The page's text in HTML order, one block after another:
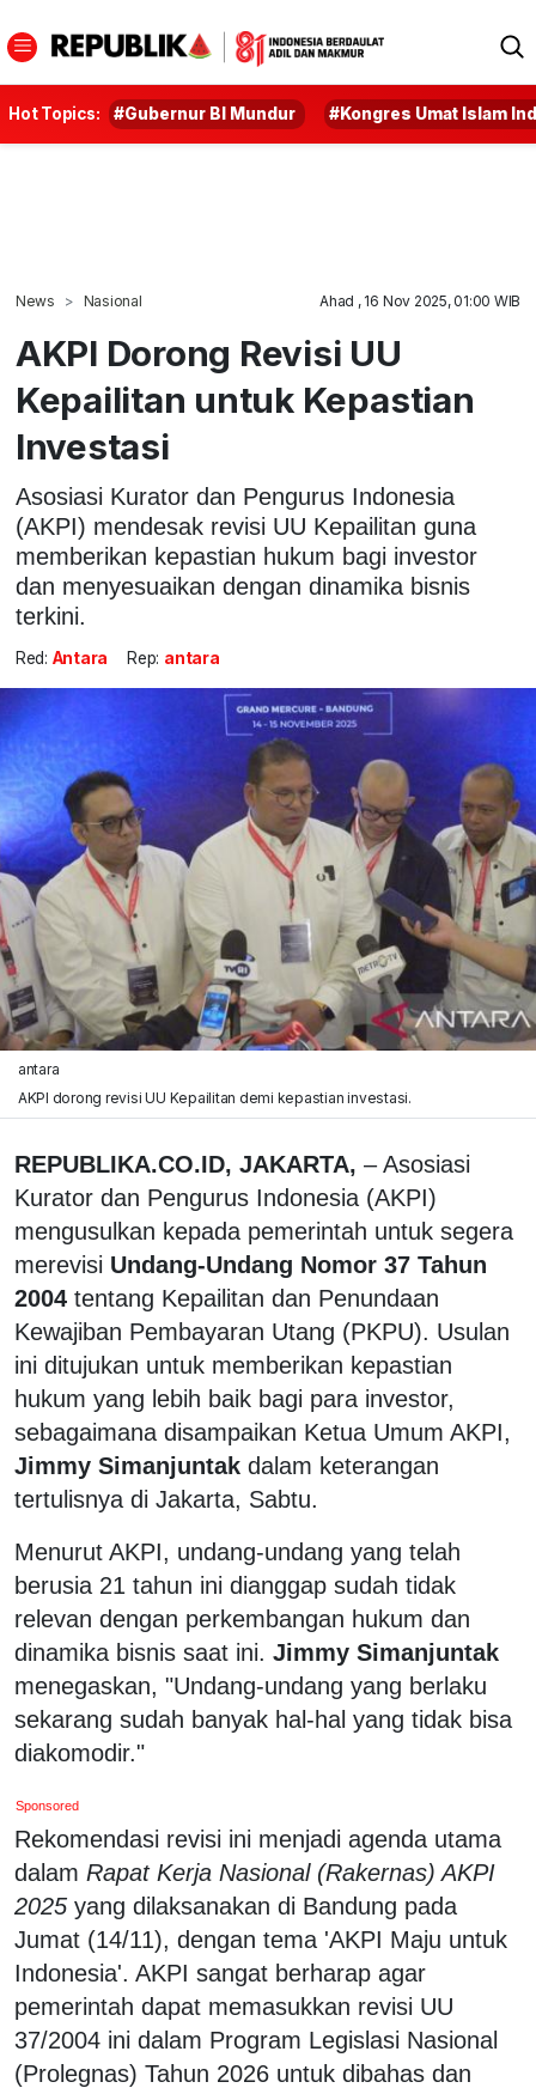
Hot Topics: #Gubernur BI Mundur #Kongres Umat Islam
News Nasional Ahad , 16 Nov 2025, 01:00 WIB
AKPI Dorong Revisi UU
Kepailitan untuk Kepastian
Investasi
Asosiasi Kurator dan Pengurus Indonesia
(AKPI) mendesak revisi UU Kepailitan guna
memberikan kepastian hukum bagi investor
dan menyesuaikan dengan dinamika bisnis
terkini.
Red: Antara Rep: antara
antara
AKPI dorong revisi UU Kepailitan demi kepastian investasi.
REPUBLIKA.CO.ID, JAKARTA, – Asosiasi
Kurator dan Pengurus Indonesia (AKPI)
mengusulkan kepada pemerintah untuk segera
merevisi Undang-Undang Nomor 37 Tahun
2004 tentang Kepailitan dan Penundaan
Kewajiban Pembayaran Utang (PKPU). Usulan
ini ditujukan untuk memberikan kepastian
hukum yang lebih baik bagi para investor,
sebagaimana disampaikan Ketua Umum AKPI,
Jimmy Simanjuntak dalam keterangan
tertulisnya di Jakarta, Sabtu.
Menurut AKPI, undang-undang yang telah
berusia 21 tahun ini dianggap sudah tidak
relevan dengan perkembangan hukum dan
dinamika bisnis saat ini. Jimmy Simanjuntak
menegaskan, "Undang-undang yang berlaku
sekarang sudah banyak hal-hal yang tidak bisa
diakomodir."
Sponsored
Rekomendasi revisi ini menjadi agenda utama
dalam Rapat Kerja Nasional (Rakernas) AKPI
2025 yang dilaksanakan di Bandung pada
Jumat (14/11), dengan tema 'AKPI Maju untuk
Indonesia'. AKPI sangat berharap agar
pemerintah dapat memasukkan revisi UU
37/2004 ini dalam Program Legislasi Nasional
(Prolegnas) Tahun 2026 untuk dibahas dan